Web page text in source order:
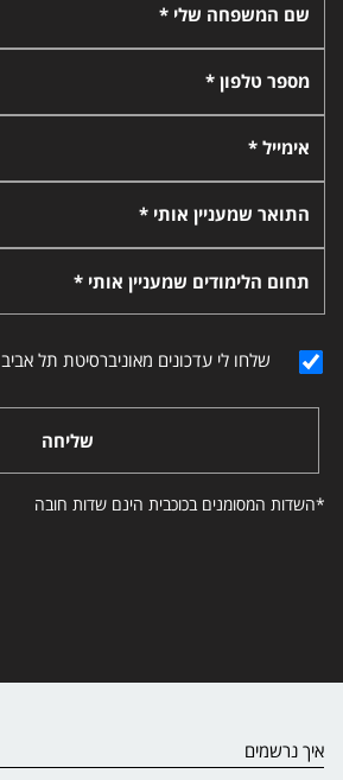
שם המשפחה שלי *
מספר טלפון *
אימייל *
התואר שמעניין אותי *
תחום הלימודים שמעניין אותי *
שלחו לי עדכונים מאוניברסיטת תל אביב
שליחה
*השדות המסומנים בכוכבית הינם שדות חובה
איך נרשמים